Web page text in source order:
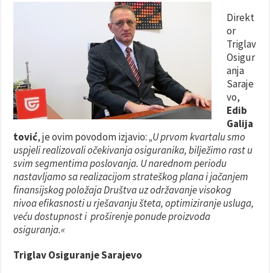
Direkt
or
Triglav
Osigur
anja
Saraje
vo,
Edib
Galija
tović, je ovim povodom izjavio:„U prvom kvartalu smo
uspjeli realizovali očekivanja osiguranika, bilježimo rast u
svim segmentima poslovanja. U narednom periodu
nastavljamo sa realizacijom strateškog plana i jačanjem
finansijskog položaja Društva uz održavanje visokog
nivoa efikasnosti u rješavanju šteta, optimiziranje usluga,
veću dostupnost i proširenje ponude proizvoda
osiguranja.«
Triglav Osiguranje Sarajevo